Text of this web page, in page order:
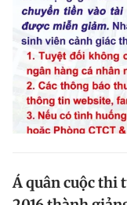
Á quân cuộc thi